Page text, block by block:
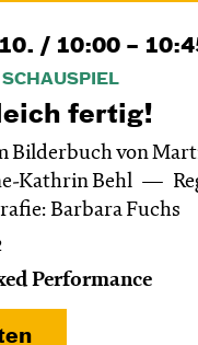
/ 10:00 –
fertig!
Bilderbuch von
Kathrin Behl
Barbara Fuchs
Performance